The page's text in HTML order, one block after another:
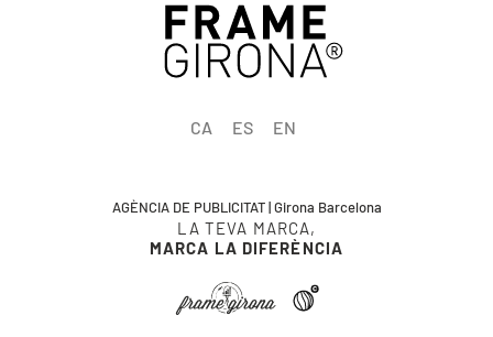
CA ES EN
AGÈNCIA DE PUBLICITAT | Girona Barcelona
LA TEVA MARCA,
MARCA LA DIFERÈNCIA